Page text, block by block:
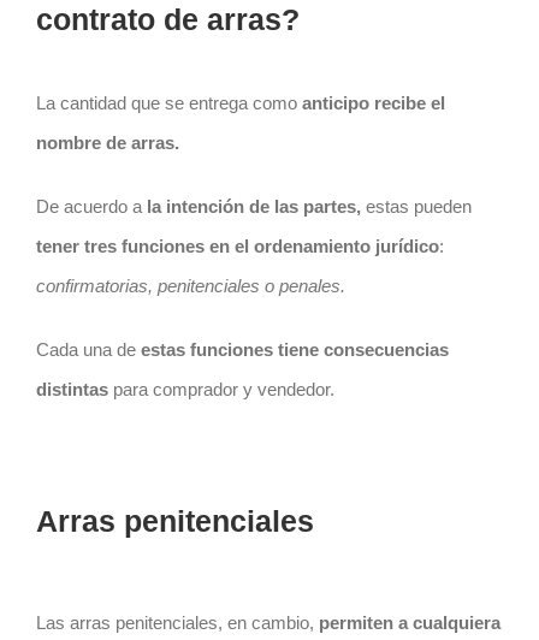
contrato de arras?
La cantidad que se entrega comoanticipo recibe el
nombre de arras.
De acuerdo a la intención de las partes,estas pueden
tener tres funciones en el ordenamiento jurídico:
confirmatorias, penitenciales o penales.
Cada una de estas funciones tiene consecuencias
distintas para comprador y vendedor.
Arras penitenciales
Las arras penitenciales, en cambio, permiten a cualquiera